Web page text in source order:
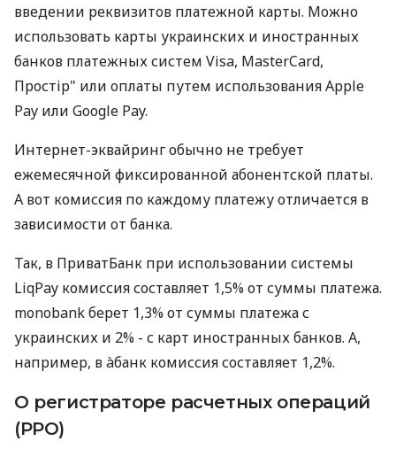
введении реквизитов платежной карты. Можно
использовать карты украинских и иностранных
банков платежных систем Visa, MasterCard,
Простір" или оплаты путем использования Apple
Pay или Google Pay.
Интернет-эквайринг обычно не требует
ежемесячной фиксированной абонентской платы.
А вот комиссия по каждому платежу отличается в
зависимости от банка.
Так, в ПриватБанк при использовании системы
LiqPay комиссия составляет 1,5% от суммы платежа.
monobank берет 1,3% от суммы платежа с
украинских и 2% - с карт иностранных банков. А,
например, в àбанк комиссия составляет 1,2%.
О регистраторе расчетных операций
(РРО)